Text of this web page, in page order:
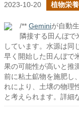
2023-10-20 植物栄養
/** Geminiが自動
隣接する田んぼ
しています。水源は同
早く開始した田んぼで
果の可能性が高いと推
前に粘土鉱物を施肥し
れにより、土壌の物理
と考えられます。詳細